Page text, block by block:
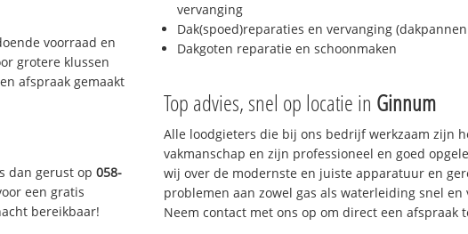
voorraad en
grotere klussen
afspraak gemaakt
dan gerust op058-
een gratis
bereikbaar!
vervanging
Dak(spoed)reparaties en vervanging
Dakgoten reparatie en schoonmaken
Top advies, snel op locatie in Ginnum
Alle loodgieters die bij ons bedrijf werkzaam zijn
vakmanschap en zijn professioneel en goed
wij over de modernste en juiste apparatuur en
problemen aan zowel gas als waterleiding snel en
Neem contact met ons op om direct een afspraak